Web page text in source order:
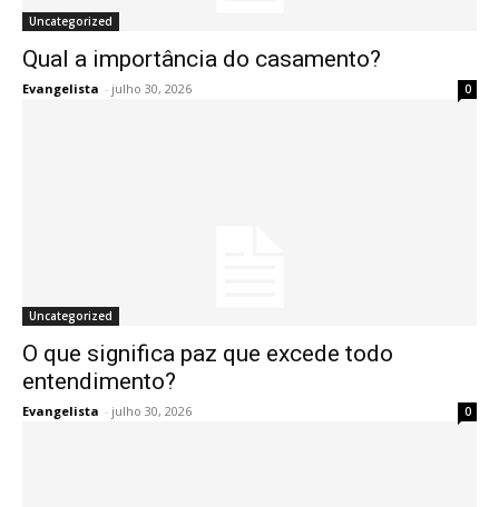
Uncategorized
Qual a importância do casamento?
Evangelista - julho 30, 2026 0
Uncategorized
O que significa paz que excede todo
entendimento?
Evangelista - julho 30, 2026 0